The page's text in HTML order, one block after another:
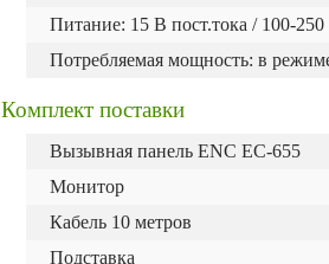
Питание: 15 В пост.тока / 100-
Потребляемая мощность: в
Комплект поставки
Вызывная панель ENC EC-655
Монитор
Кабель 10 метров
Подставка